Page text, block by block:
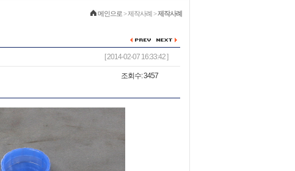
메인으로 > 제작사례 >제작사례
[ 2014-02-07 16:33:42 ]
조회수: 3457